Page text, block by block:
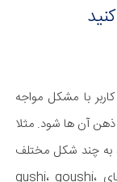
با مشکل مواجه
آن ها شود. مثلا
به چند شکل مختلف
نوشته می شود؛ مثلا کلمه گوشی را به شکل های gushi، goushi،